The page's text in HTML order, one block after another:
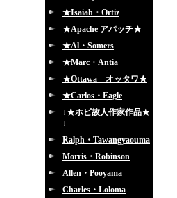
★Isaiah・Ortiz
★Apache アパッチ★
★Al・Somers
★Marc・Antia
★Ottawa オッタワ★
★Carlos・Eagle
↓★ホピ故人作家作品★
↓
Ralph・Tawangyaouma
Morris・Robinson
Allen・Pooyama
Charles・Loloma